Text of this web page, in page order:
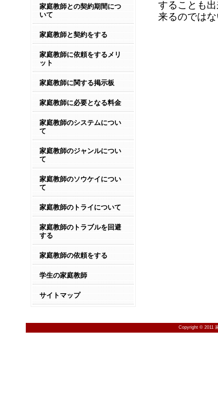
することも
来るのでは
家庭教師との契約期間につ
いて
家庭教師と契約をする
家庭教師に依頼をするメリ
ット
家庭教師に関する掲示板
家庭教師に必要となる料金
家庭教師のシステムについ
て
家庭教師のジャンルについ
て
家庭教師のソウケイについ
て
家庭教師のトライについて
家庭教師のトラブルを回避
する
家庭教師の依頼をする
学生の家庭教師
サイトマップ
Copyright © 2011